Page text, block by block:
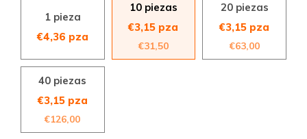
1 pieza
€4,36 pza
10 piezas
€3,15 pza
€31,50
20 piezas
€3,15 pza
€63,00
40 piezas
€3,15 pza
€126,00